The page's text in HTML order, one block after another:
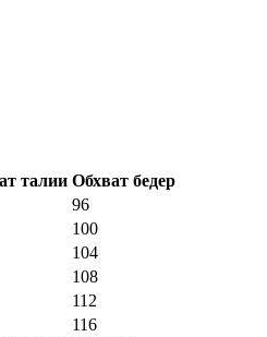
талии Обхват бедер
96
100
104
108
112
116